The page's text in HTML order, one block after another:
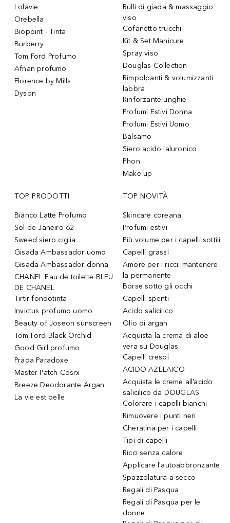
Lolavie
Orebella
Biopoint - Tinta
Burberry
Tom Ford Profumo
Afnan profumo
Florence by Mills
Dyson
Rulli di giada & massaggio
viso
Cofanetto trucchi
Kit & Set Manicure
Spray viso
Douglas Collection
Rimpolpanti & volumizzanti
labbra
Rinforzante unghie
Profumi Estivi Donna
Profumi Estivi Uomo
Balsamo
Siero acido ialuronico
Phon
Make up
TOP PRODOTTI
Bianco Latte Profumo
Sol de Janeiro 62
Sweed siero ciglia
Gisada Ambassador uomo
Gisada Ambassador donna
CHANEL Eau de toilette BLEU
DE CHANEL
Tirtir fondotinta
Invictus profumo uomo
Beauty of Joseon sunscreen
Tom Ford Black Orchid
Good Girl profumo
Prada Paradoxe
Master Patch Cosrx
Breeze Deodorante Argan
La vie est belle
TOP NOVITÀ
Skincare coreana
Profumi estivi
Più volume per i capelli sottili
Capelli grassi
Amore per i ricci: mantenere
la permanente
Borse sotto gli occhi
Capelli spenti
Acido salicilico
Olio di argan
Acquista la crema di aloe
vera su Douglas
Capelli crespi
ACIDO AZELAICO
Acquista le creme all’acido
salicilico da DOUGLAS
Colorare i capelli bianchi
Rimuovere i punti neri
Cheratina per i capelli
Tipi di capelli
Ricci senza calore
Applicare l'autoabbronzante
Spazzolatura a secco
Regali di Pasqua
Regali di Pasqua per le
donne